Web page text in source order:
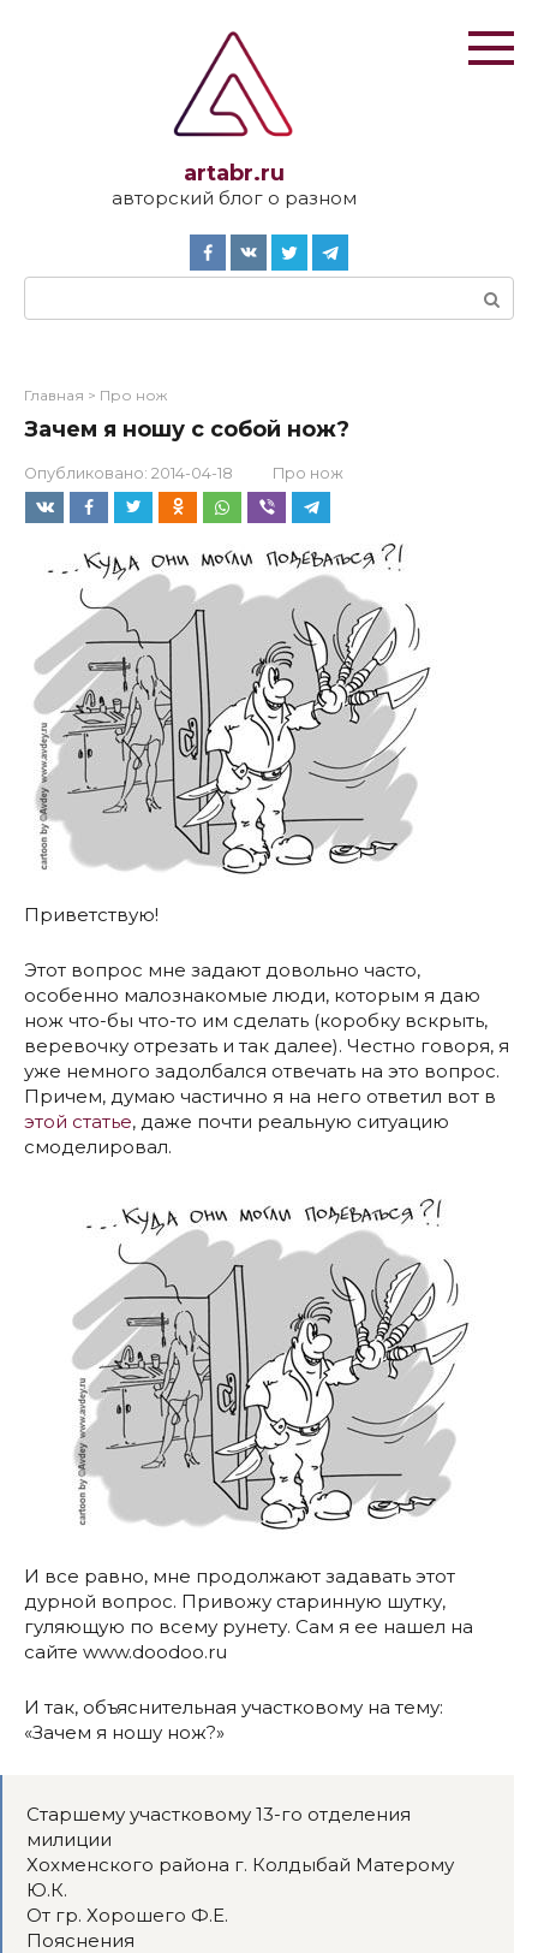
artabr.ru
авторский блог о разном
Поиск:
Главная > Про нож
Зачем я ношу с собой нож?
Опубликовано: 2014-04-18 Про нож
Приветствую!
Этот вопрос мне задают довольно часто,
особенно малознакомые люди, которым я даю
нож что-бы что-то им сделать (коробку вскрыть,
веревочку отрезать и так далее). Честно говоря, я
уже немного задолбался отвечать на это вопрос.
Причем, думаю частично я на него ответил вот в
этой статье, даже почти реальную ситуацию
смоделировал.
И все равно, мне продолжают задавать этот
дурной вопрос. Привожу старинную шутку,
гуляющую по всему рунету. Сам я ее нашел на
сайте www.doodoo.ru
И так, объяснительная участковому на тему:
«Зачем я ношу нож?»
Старшему участковому 13-го отделения
милиции
Хохменского района г. Колдыбай Матерому
Ю.К.
От гр. Хорошего Ф.Е.
Пояснения